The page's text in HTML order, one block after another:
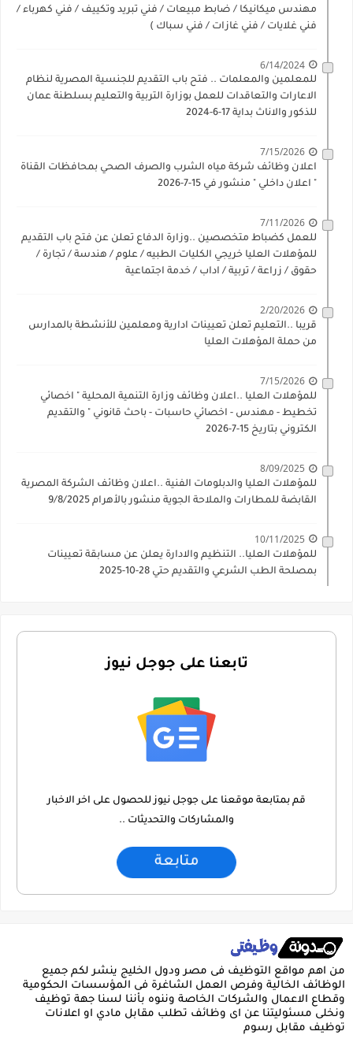
مهندس ميكانيكا / ضابط مبيعات / فني تبريد وتكييف / فني كهرباء /
فني غلايات / فني غازات / فني سباك )
6/14/2024
للمعلمين والمعلمات .. فتح باب التقديم للجنسية المصرية لنظام
الاعارات والتعاقدات للعمل بوزارة التربية والتعليم بسلطنة عمان
للذكور والاناث بداية 17-6-2024
7/15/2026
اعلان وظائف شركة مياه الشرب والصرف الصحي بمحافظات القناة
" اعلان داخلي " منشور في 15-7-2026
7/11/2026
للعمل كضباط متخصصين ..وزارة الدفاع تعلن عن فتح باب التقديم
للمؤهلات العليا خريجي الكليات الطبيه / علوم / هندسة / تجارة /
حقوق / زراعة / تربية / اداب / خدمة اجتماعية
2/20/2026
قريبا ..التعليم تعلن تعيينات ادارية ومعلمين للأنشطة بالمدارس
من حملة المؤهلات العليا
7/15/2026
للمؤهلات العليا ..اعلان وظائف وزارة التنمية المحلية " اخصائي
تخطيط - مهندس - اخصائي حاسبات - باحث قانوني " والتقديم
الكتروني بتاريخ 15-7-2026
8/09/2025
للمؤهلات العليا والدبلومات الفنية ..اعلان وظائف الشركة المصرية
القابضة للمطارات والملاحة الجوية منشور بالأهرام 9/8/2025
10/11/2025
للمؤهلات العليا.. التنظيم والادارة يعلن عن مسابقة تعيينات
بمصلحة الطب الشرعي والتقديم حتي 28-10-2025
تابعنا على جوجل نيوز
قم بمتابعة موقعنا على جوجل نيوز للحصول على اخر الاخبار
والمشاركات والتحديثات ..
متابعة
من اهم مواقع التوظيف فى مصر ودول الخليج ينشر لكم جميع
الوظائف الخالية وفرص العمل الشاغرة فى المؤسسات الحكومية
وقطاع الاعمال والشركات الخاصة وننوه بأننا لسنا جهة توظيف
ونخلى مسئوليتنا عن اى وظائف تطلب مقابل مادي او اعلانات
توظيف مقابل رسوم